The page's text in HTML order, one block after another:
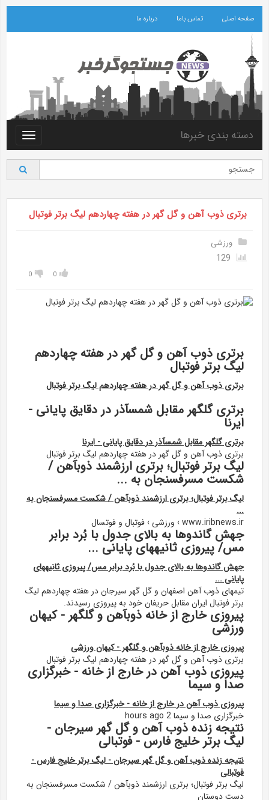
صفحه اصلی تماس باما درباره ما
Toggle
دسته بندی خبرها
برتری ذوب آهن و گل گهر در هفته چهاردهم لیگ برتر فوتبال
ورزشی
0
0
برتری ذوب آهن و گل گهر در هفته چهاردهم
لیگ برتر فوتبال
برتری ذوب آهن و گل گهر در هفته چهاردهم لیگ برتر فوتبال
برتری گلگهر مقابل شمسآذر در دقایق پایانی -
ایرنا
برتری گلگهر مقابل شمسآذر در دقایق پایانی - ایرنا
برتری ذوب آهن و گل گهر در هفته چهاردهم لیگ برتر فوتبال
لیگ برتر فوتبال؛ برتری ارزشمند ذوبآهن /
شکست مسرفسنجان به ...
لیگ برتر فوتبال؛ برتری ارزشمند ذوبآهن / شکست مسرفسنجان به
...
www.iribnews.ir › ورزشی › فوتبال و فوتسال
جهش گاندوها به بالای جدول با بُرد برابر
مس/ پیروزی ثانیههای پایانی ...
جهش گاندوها به بالای جدول با بُرد برابر مس/ پیروزی ثانیههای
پایانی ...
تیمهای ذوب آهن اصفهان و گل گهر سیرجان در هفته چهاردهم لیگ
برتر فوتبال ایران مقابل حریفان خود به پیروزی رسیدند.
پیروزی خارج از خانه ذوبآهن و گلگهر - کیهان
ورزشی
پیروزی خارج از خانه ذوبآهن و گلگهر - کیهان ورزشی
برتری ذوب آهن و گل گهر در هفته چهاردهم لیگ برتر فوتبال
پیروزی ذوب آهن در خارج از خانه - خبرگزاری
صدا و سیما
پیروزی ذوب آهن در خارج از خانه - خبرگزاری صدا و سیما
خبرگزاری صدا و سیما 2 hours ago
نتیجه زنده ذوب آهن و گل گهر سیرجان -
لیگ برتر خلیج فارس - فوتبالی
نتیجه زنده ذوب آهن و گل گهر سیرجان - لیگ برتر خلیج فارس -
فوتبالی
لیگ برتر فوتبال؛ برتری ارزشمند ذوبآهن / شکست مسرفسنجان به
دست دوستان